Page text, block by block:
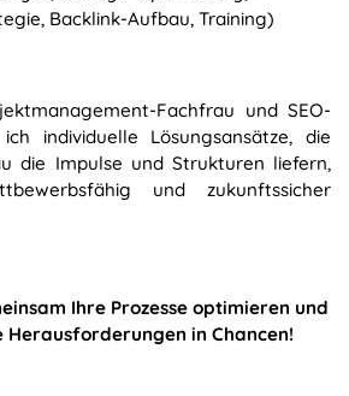
Backlink-Aufbau, Training)
Fachfrau und SEO-
individuelle Lösungsansätze, die
die Impulse und Strukturen liefern,
und zukunftssicher
Ihre Prozesse optimieren und
Herausforderungen in Chancen!